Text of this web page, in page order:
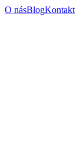
O násBlogKontakt